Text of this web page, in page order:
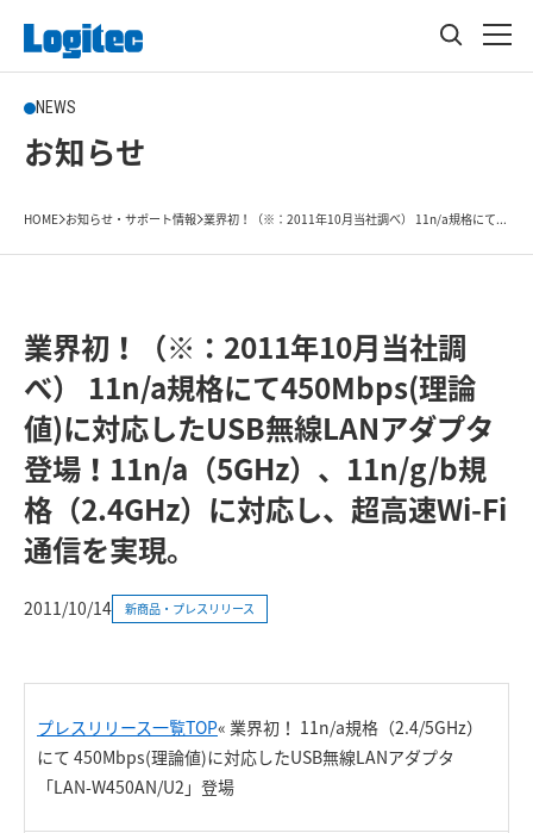
NEWS
お知らせ
HOME お知らせ・サポート情報 業界初！（※：2011年10月当社調べ） 11n/a規格にて...
業界初！（※：2011年10月当社調
べ） 11n/a規格にて450Mbps(理論
値)に対応したUSB無線LANアダプタ
登場！11n/a（5GHz）、11n/g/b規
格（2.4GHz）に対応し、超高速Wi-Fi
通信を実現。
2011/10/14 新商品・プレスリリース
プレスリリース一覧TOP« 業界初！ 11n/a規格 （2.4/5GHz）
にて 450Mbps(理論値)に対応したUSB無線LANアダプタ
「LAN-W450AN/U2」登場